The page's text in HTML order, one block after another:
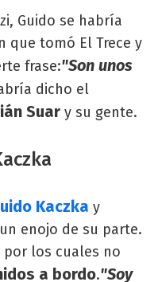
Guido se habría
que tomó El Trece y
frase:"Son unos
dicho el
Suar y su gente.
Kaczka y
enojo de su parte.
los cuales no
a bordo."Soy